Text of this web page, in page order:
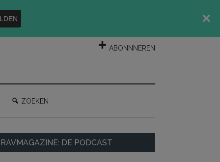
ABONNNEREN
ZOEKEN
DE PODCAST